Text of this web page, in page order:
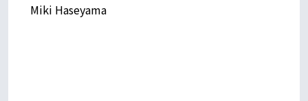
Miki Haseyama